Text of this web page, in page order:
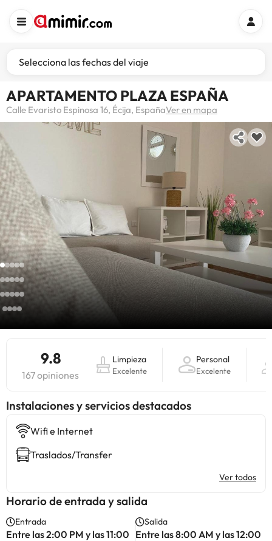
Selecciona las fechas del viaje
APARTAMENTO PLAZA ESPAÑA
Calle Evaristo Espinosa 16, Écija, EspañaVer en mapa
9.8
167 opiniones
Limpieza
Excelente
Personal
Excelente
Instalaciones y servicios destacados
Wifi e Internet
Traslados/Transfer
Ver todos
Horario de entrada y salida
Entrada
Entre las 2:00 PM y las 11:00
Salida
Entre las 8:00 AM y las 12:00